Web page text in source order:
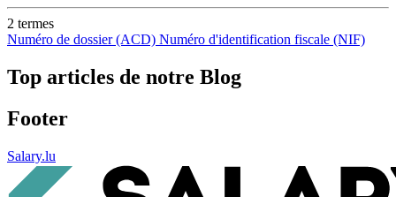
2 termes
Numéro de dossier (ACD) Numéro d'identification fiscale (NIF)
Top articles de notre Blog
Footer
Salary.lu